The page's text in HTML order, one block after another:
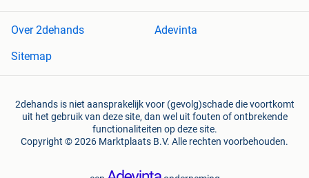
Over 2dehands
Adevinta
Sitemap
2dehands is niet aansprakelijk voor (gevolg)schade die voortkomt
uit het gebruik van deze site, dan wel uit fouten of ontbrekende
functionaliteiten op deze site.
Copyright © 2026 Marktplaats B.V. Alle rechten voorbehouden.